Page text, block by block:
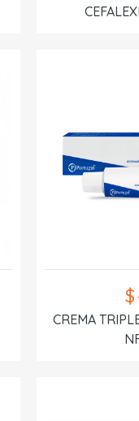
$
CREMA